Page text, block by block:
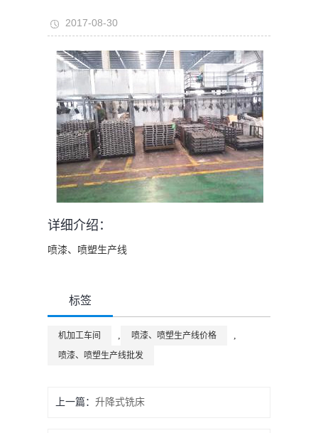
2017-08-30
详细介绍：
喷漆、喷塑生产线
标签
机加工车间 , 喷漆、喷塑生产线价格 ,
喷漆、喷塑生产线批发
上一篇：升降式铣床